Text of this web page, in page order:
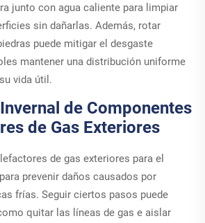
junto con agua caliente para limpiar
sin dañarlas. Además, rotar
puede mitigar el desgaste
mantener una distribución uniforme
vida útil.
de Componentes
de Gas Exteriores
de gas exteriores para el
prevenir daños causados por
frías. Seguir ciertos pasos puede
quitar las líneas de gas e aislar